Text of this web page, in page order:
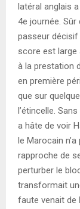
latéral anglais
4e journée.
passeur décisif
score est large
à la prestation
en première
que sur
l’étincelle.
a hâte de voir
le Marocain
rapproche de
perturber le
transformait
faute venait de